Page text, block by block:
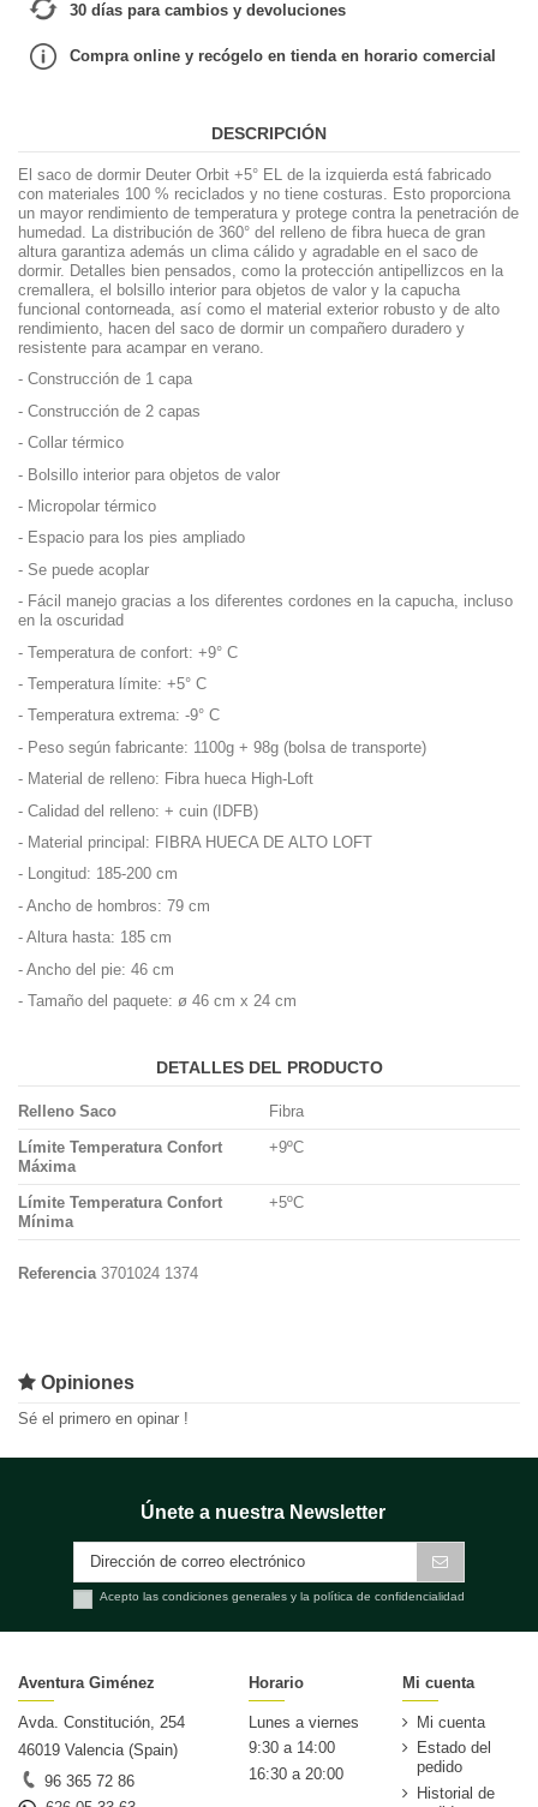
30 días para cambios y devoluciones
Compra online y recógelo en tienda en horario comercial
DESCRIPCIÓN
El saco de dormir Deuter Orbit +5° EL de la izquierda está fabricado
con materiales 100 % reciclados y no tiene costuras. Esto proporciona
un mayor rendimiento de temperatura y protege contra la penetración de
humedad. La distribución de 360° del relleno de fibra hueca de gran
altura garantiza además un clima cálido y agradable en el saco de
dormir. Detalles bien pensados, como la protección antipellizcos en la
cremallera, el bolsillo interior para objetos de valor y la capucha
funcional contorneada, así como el material exterior robusto y de alto
rendimiento, hacen del saco de dormir un compañero duradero y
resistente para acampar en verano.
- Construcción de 1 capa
- Construcción de 2 capas
- Collar térmico
- Bolsillo interior para objetos de valor
- Micropolar térmico
- Espacio para los pies ampliado
- Se puede acoplar
- Fácil manejo gracias a los diferentes cordones en la capucha, incluso
en la oscuridad
- Temperatura de confort: +9° C
- Temperatura límite: +5° C
- Temperatura extrema: -9° C
- Peso según fabricante: 1100g + 98g (bolsa de transporte)
- Material de relleno: Fibra hueca High-Loft
- Calidad del relleno: + cuin (IDFB)
- Material principal: FIBRA HUECA DE ALTO LOFT
- Longitud: 185-200 cm
- Ancho de hombros: 79 cm
- Altura hasta: 185 cm
- Ancho del pie: 46 cm
- Tamaño del paquete: ø 46 cm x 24 cm
DETALLES DEL PRODUCTO
Relleno Saco
Fibra
Límite Temperatura Confort
Máxima
+9ºC
Límite Temperatura Confort
Mínima
+5ºC
Referencia 3701024 1374
Opiniones
Sé el primero en opinar !
Únete a nuestra Newsletter
Acepto las condiciones generales y la política de confidencialidad
Aventura Giménez
Avda. Constitución, 254
46019 Valencia (Spain)
96 365 72 86
Horario
Lunes a viernes
9:30 a 14:00
16:30 a 20:00
Mi cuenta
Mi cuenta
Estado del
pedido
Historial de